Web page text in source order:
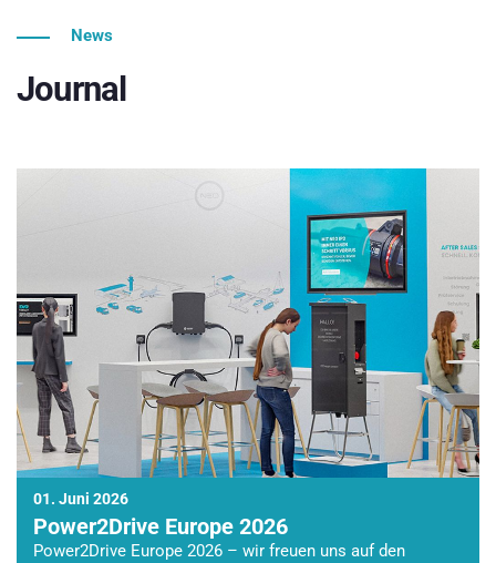
News
Journal
01. Juni 2026
Power2Drive Europe 2026
Power2Drive Europe 2026 – wir freuen uns auf den